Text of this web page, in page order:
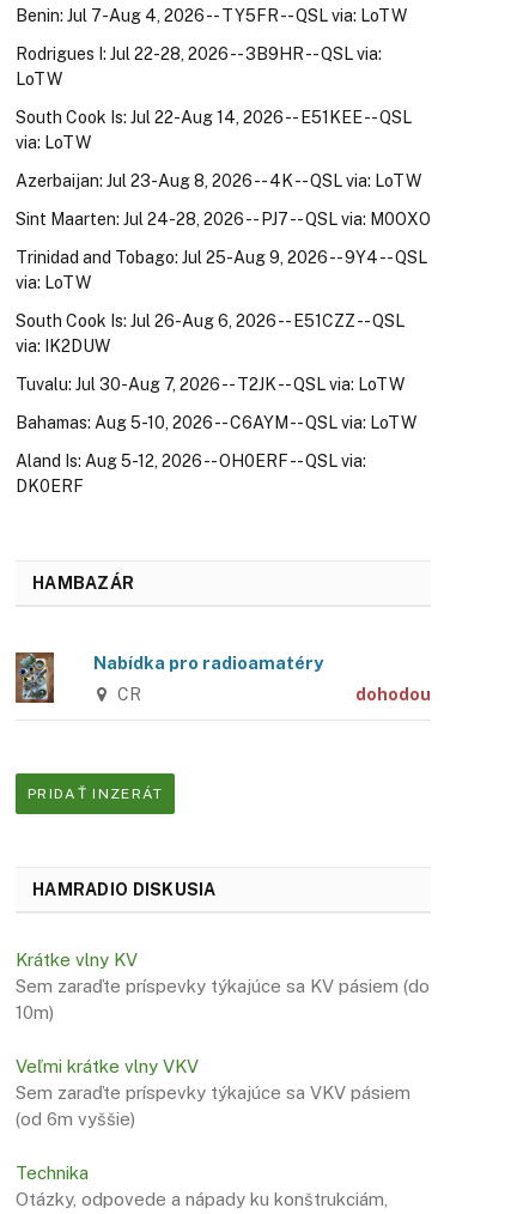
Benin: Jul 7-Aug 4, 2026 -- TY5FR -- QSL via: LoTW
Rodrigues I: Jul 22-28, 2026 -- 3B9HR -- QSL via:
LoTW
South Cook Is: Jul 22-Aug 14, 2026 -- E51KEE -- QSL
via: LoTW
Azerbaijan: Jul 23-Aug 8, 2026 -- 4K -- QSL via: LoTW
Sint Maarten: Jul 24-28, 2026 -- PJ7 -- QSL via: M0OXO
Trinidad and Tobago: Jul 25-Aug 9, 2026 -- 9Y4 -- QSL
via: LoTW
South Cook Is: Jul 26-Aug 6, 2026 -- E51CZZ -- QSL
via: IK2DUW
Tuvalu: Jul 30-Aug 7, 2026 -- T2JK -- QSL via: LoTW
Bahamas: Aug 5-10, 2026 -- C6AYM -- QSL via: LoTW
Aland Is: Aug 5-12, 2026 -- OH0ERF -- QSL via:
DK0ERF
HAMBAZÁR
Nabídka pro radioamatéry
CR dohodou
PRIDAŤ INZERÁT
HAMRADIO DISKUSIA
Krátke vlny KV
Sem zaraďte príspevky týkajúce sa KV pásiem (do
10m)
Veľmi krátke vlny VKV
Sem zaraďte príspevky týkajúce sa VKV pásiem
(od 6m vyššie)
Technika
Otázky, odpovede a nápady ku konštrukciám,